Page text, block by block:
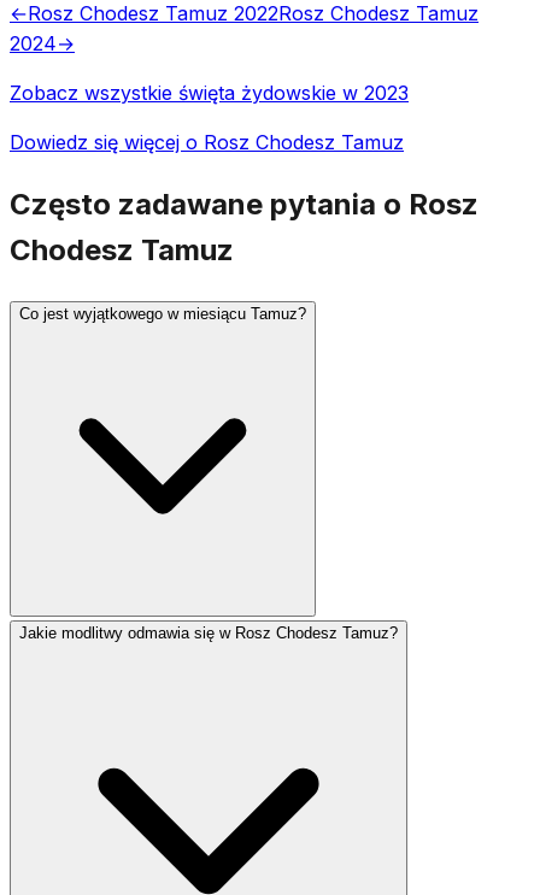
←Rosz Chodesz Tamuz 2022Rosz Chodesz Tamuz
2024→
Zobacz wszystkie święta żydowskie w 2023
Dowiedz się więcej o Rosz Chodesz Tamuz
Często zadawane pytania o Rosz
Chodesz Tamuz
Co jest wyjątkowego w miesiącu Tamuz?
grzech złotego cielca i rozbicie przez Mojżesza
pierwszych tablic miały miejsce właśnie w tym miesiącu.
Jakie modlitwy odmawia się w Rosz Chodesz Tamuz?